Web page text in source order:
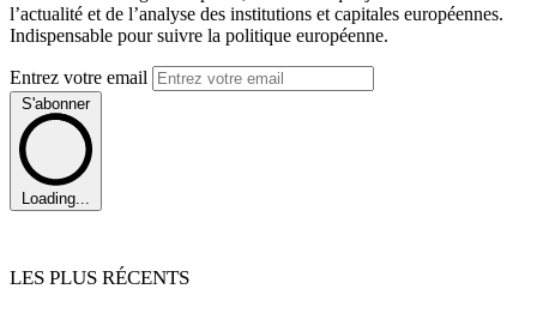
l’actualité et de l’analyse des institutions et capitales européennes.
Indispensable pour suivre la politique européenne.
Entrez votre email
S'abonner
Loading...
LES PLUS RÉCENTS